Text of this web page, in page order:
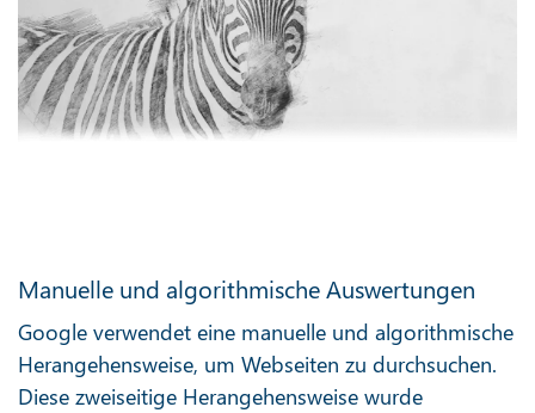
Manuelle und algorithmische Auswertungen
Google verwendet eine manuelle und algorithmische
Herangehensweise, um Webseiten zu durchsuchen.
Diese zweiseitige Herangehensweise wurde